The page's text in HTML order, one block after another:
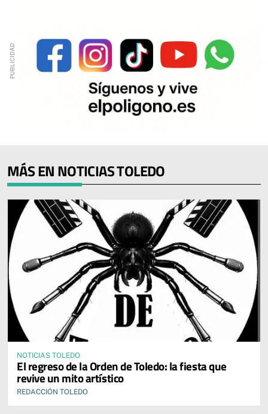
MÁS EN NOTICIAS TOLEDO
NOTICIAS TOLEDO
El regreso de la Orden de Toledo: la fiesta que
revive un mito artístico
REDACCIÓN TOLEDO